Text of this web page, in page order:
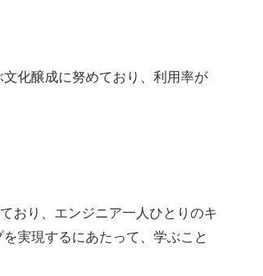
化醸成に努めており、利用率が
おり、エンジニア一人ひとりのキ
実現するにあたって、学ぶこと